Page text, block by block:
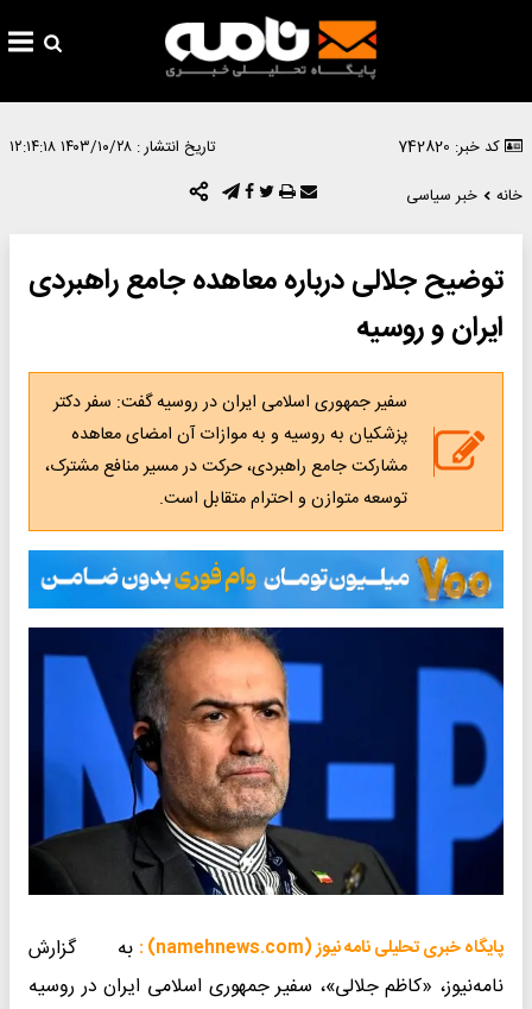
کد خبر: 742820 تاریخ انتشار : ۱۴۰۳/۱۰/۲۸ ۱۲:۱۴:۱۸
خانه
خبر سیاسی
توضیح جلالی درباره معاهده جامع راهبردی
ایران و روسیه
سفیر جمهوری اسلامی ایران در روسیه گفت: سفر دکتر
پزشکیان به روسیه و به موازات آن امضای معاهده
مشارکت جامع راهبردی، حرکت در مسیر منافع مشترک،
توسعه متوازن و احترام متقابل است.
پایگاه خبری تحلیلی نامه نیوز (namehnews.com) :
به گزارش
نامه‌نیوز، «کاظم جلالی»، سفیر جمهوری اسلامی ایران در روسیه